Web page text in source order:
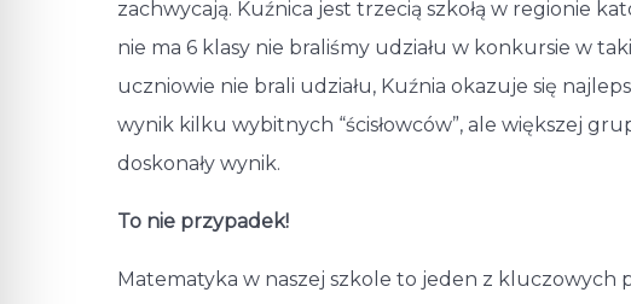
zachwycają. Kuźnica jest trzecią szkołą w regionie
nie ma 6 klasy nie braliśmy udziału w konkursie w
uczniowie nie brali udziału, Kuźnia okazuje się
wynik kilku wybitnych “ścisłowców”, ale większej
doskonały wynik.
To nie przypadek!
Matematyka w naszej szkole to jeden z